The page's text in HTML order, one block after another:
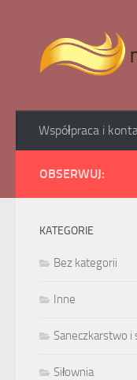
Współpraca i
OBSERWUJ:
KATEGORIE
Bez kategorii
Inne
Saneczkarstwo
Siłownia